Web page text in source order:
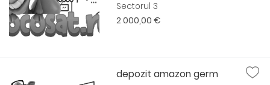
Sectorul 3
2 000,00 €
depozit amazon germ